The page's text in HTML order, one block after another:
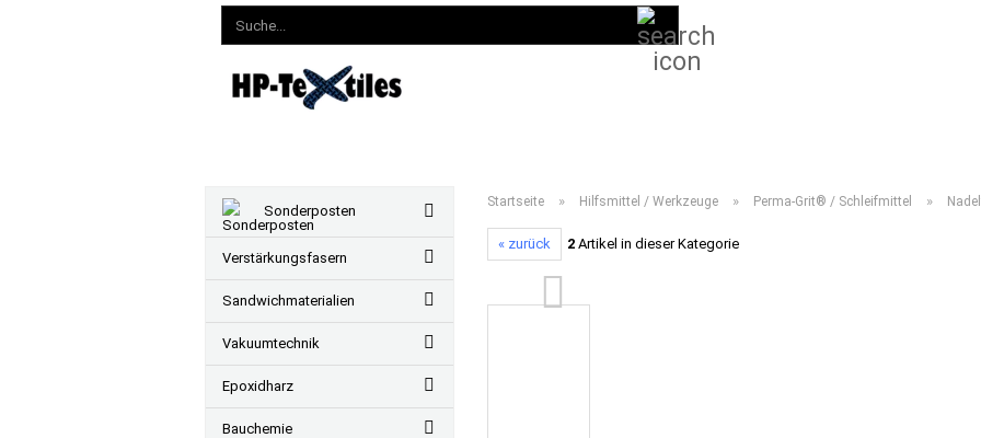
Startseite » Hilfsmittel / Werkzeuge » Perma-Grit® / Schleifmittel »
« zurück 2Artikel in dieser Kategorie
Sonderposten
Verstärkungsfasern
Sandwichmaterialien
Vakuumtechnik
Epoxidharz
Bauchemie